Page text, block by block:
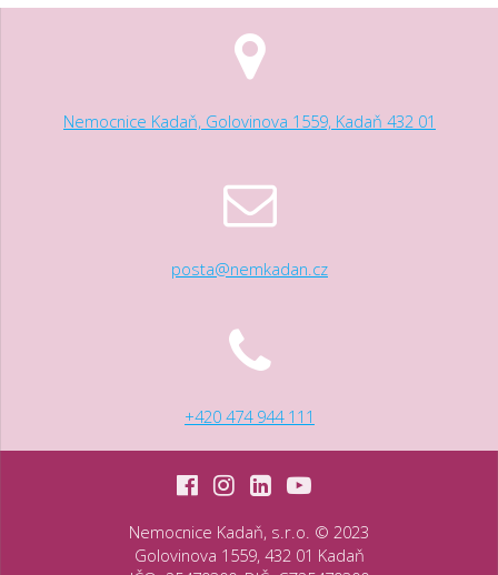
Nemocnice Kadaň, Golovinova 1559, Kadaň 432 01
posta@nemkadan.cz
+420 474 944 111
Nemocnice Kadaň, s.r.o. © 2023
Golovinova 1559, 432 01 Kadaň